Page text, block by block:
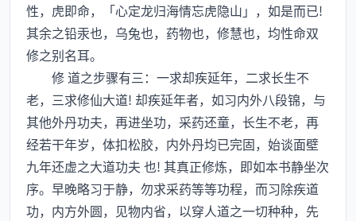
性，虎即命，「心定龙归海情忘虎隐山」，如是而已!
其余之铅汞也，乌兔也，药物也，修慧也，均性命双
修之别名耳。
修 道之步骤有三：一求却疾延年，二求长生不
老，三求修仙大道! 却疾延年者，如习内外八段锦，与
其他外丹功夫，再进坐功，采药还童，长生不老，再
经若干年岁，体扣松胶，内外丹均已完固，始谈面壁
九年还虚之大道功夫 也! 其真正修炼，即如本书静坐次
序。早晚略习于静，勿求采药等等功程，而习除疾道
功，内方外圆，见物内省，以穿人道之一切种种，先